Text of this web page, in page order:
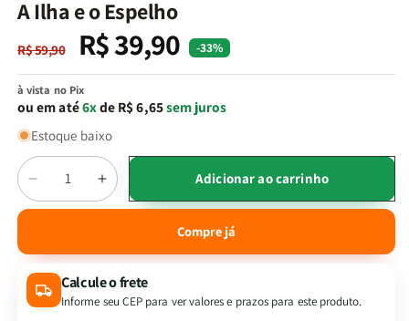
janela
A Ilha e o Espelho
Preço
normal
R$ 59,90
Preço
promocional
R$ 39,90 -33%
à vista no Pix
ou em até6xde R$ 6,65sem juros
Estoque baixo
Quantidade
Diminuir
a
A
Ilha
e
Aumentar
a
quantidade
A
Ilha
e
Adicionar ao carrinho
Compre já
Calcule o frete
Informe seu CEP para ver valores e prazos para este produto.